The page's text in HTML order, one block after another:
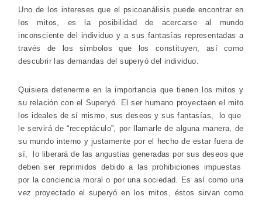
Uno de los intereses que el psicoanálisis puede encontrar en
los mitos, es la posibilidad de acercarse al mundo
inconsciente del individuo y a sus fantasías representadas a
través de los símbolos que los constituyen, así como
descubrir las demandas del superyó del individuo.
Quisiera detenerme en la importancia que tienen los mitos y
su relación con el Superyó. El ser humano proyectaen el mito
los ideales de sí mismo, sus deseos y sus fantasías, lo que
le servirá de “receptáculo”, por llamarle de alguna manera, de
su mundo interno y justamente por el hecho de estar fuera de
sí, lo liberará de las angustias generadas por sus deseos que
deben ser reprimidos debido a las prohibiciones impuestas
por la conciencia moral o por una sociedad. Es así como una
vez proyectado el superyó en los mitos, éstos sirvan como